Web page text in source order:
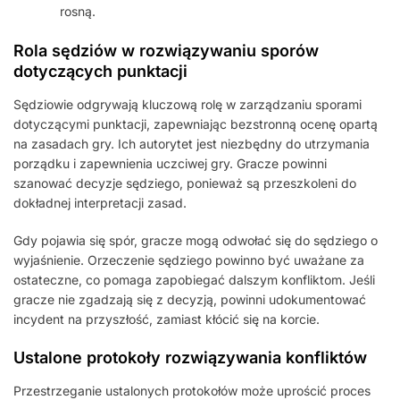
rosną.
Rola sędziów w rozwiązywaniu sporów
dotyczących punktacji
Sędziowie odgrywają kluczową rolę w zarządzaniu sporami
dotyczącymi punktacji, zapewniając bezstronną ocenę opartą
na zasadach gry. Ich autorytet jest niezbędny do utrzymania
porządku i zapewnienia uczciwej gry. Gracze powinni
szanować decyzje sędziego, ponieważ są przeszkoleni do
dokładnej interpretacji zasad.
Gdy pojawia się spór, gracze mogą odwołać się do sędziego o
wyjaśnienie. Orzeczenie sędziego powinno być uważane za
ostateczne, co pomaga zapobiegać dalszym konfliktom. Jeśli
gracze nie zgadzają się z decyzją, powinni udokumentować
incydent na przyszłość, zamiast kłócić się na korcie.
Ustalone protokoły rozwiązywania konfliktów
Przestrzeganie ustalonych protokołów może uprościć proces